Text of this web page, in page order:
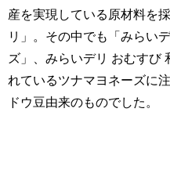
産を実現している原材料を
リ」。その中でも「みらい
ズ」、みらいデリ おむすび
れているツナマヨネーズに
ドウ豆由来のものでした。